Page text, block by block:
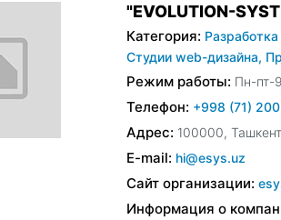
"EVOLUTION-
Категория:
Студии web-дизайна,
Режим работы: Пн-пт-
Телефон: +998 (71)
Адрес: 100000,
E-mail: hi@esys.uz
Сайт организации:
Информация о